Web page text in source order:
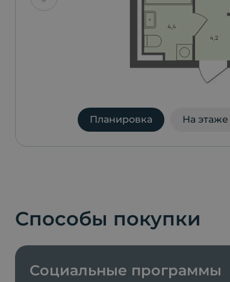
Планировка На этаже
Способы покупки
Социальные программы